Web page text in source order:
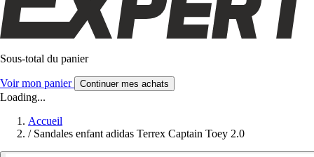
Sous-total du panier
Voir mon panier Continuer mes achats
Loading...
Accueil
/ Sandales enfant adidas Terrex Captain Toey 2.0